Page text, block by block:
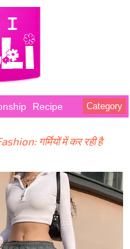
Recipe Category
गर्मियों में कर रही है